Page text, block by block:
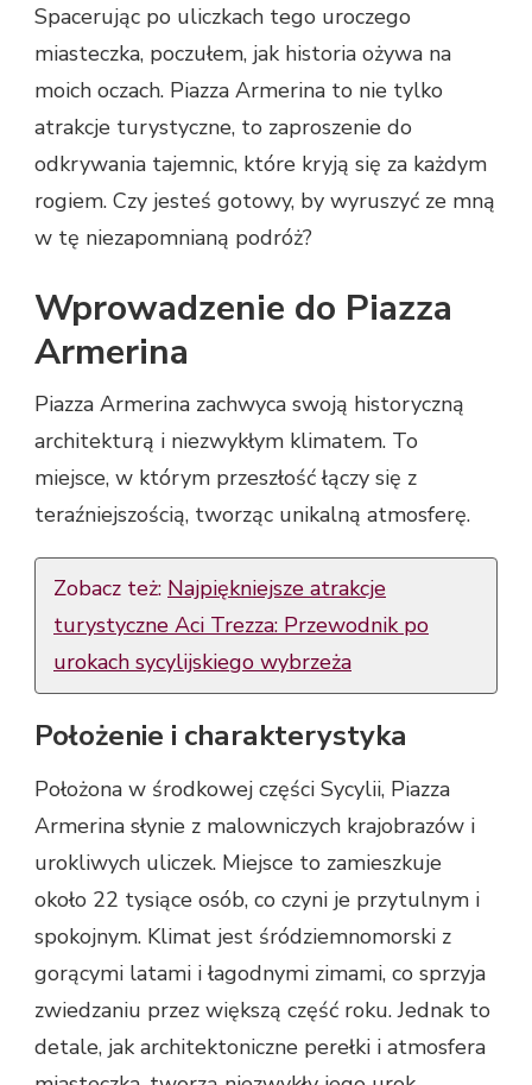
Spacerując po uliczkach tego uroczego
miasteczka, poczułem, jak historia ożywa na
moich oczach. Piazza Armerina to nie tylko
atrakcje turystyczne, to zaproszenie do
odkrywania tajemnic, które kryją się za każdym
rogiem. Czy jesteś gotowy, by wyruszyć ze mną
w tę niezapomnianą podróż?
Wprowadzenie do Piazza
Armerina
Piazza Armerina zachwyca swoją historyczną
architekturą i niezwykłym klimatem. To
miejsce, w którym przeszłość łączy się z
teraźniejszością, tworząc unikalną atmosferę.
Zobacz też: Najpiękniejsze atrakcje
turystyczne Aci Trezza: Przewodnik po
urokach sycylijskiego wybrzeża
Położenie i charakterystyka
Położona w środkowej części Sycylii, Piazza
Armerina słynie z malowniczych krajobrazów i
urokliwych uliczek. Miejsce to zamieszkuje
około 22 tysiące osób, co czyni je przytulnym i
spokojnym. Klimat jest śródziemnomorski z
gorącymi latami i łagodnymi zimami, co sprzyja
zwiedzaniu przez większą część roku. Jednak to
detale, jak architektoniczne perełki i atmosfera